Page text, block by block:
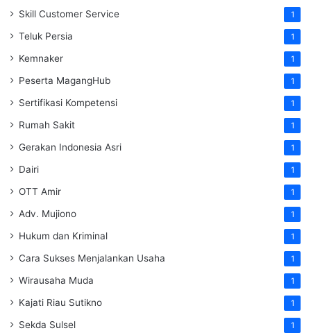
Skill Customer Service 1
Teluk Persia 1
Kemnaker 1
Peserta MagangHub 1
Sertifikasi Kompetensi 1
Rumah Sakit 1
Gerakan Indonesia Asri 1
Dairi 1
OTT Amir 1
Adv. Mujiono 1
Hukum dan Kriminal 1
Cara Sukses Menjalankan Usaha 1
Wirausaha Muda 1
Kajati Riau Sutikno 1
Sekda Sulsel 1